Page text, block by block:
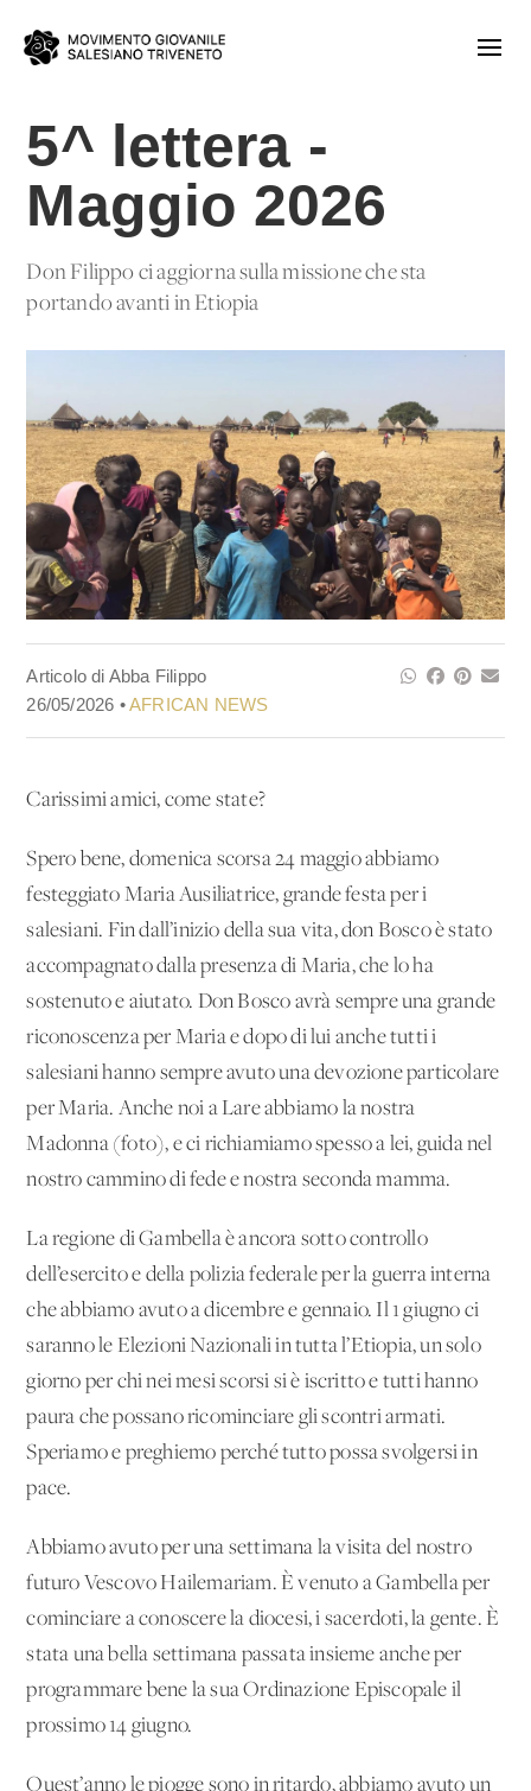
5^ lettera -
Maggio 2026
Don Filippo ci aggiorna sulla missione che sta
portando avanti in Etiopia
Articolo di Abba Filippo
26/05/2026 •AFRICAN NEWS
Carissimi amici, come state?
Spero bene, domenica scorsa 24 maggio abbiamo
festeggiato Maria Ausiliatrice, grande festa per i
salesiani. Fin dall’inizio della sua vita, don Bosco è stato
accompagnato dalla presenza di Maria, che lo ha
sostenuto e aiutato. Don Bosco avrà sempre una grande
riconoscenza per Maria e dopo di lui anche tutti i
salesiani hanno sempre avuto una devozione particolare
per Maria. Anche noi a Lare abbiamo la nostra
Madonna (foto), e ci richiamiamo spesso a lei, guida nel
nostro cammino di fede e nostra seconda mamma.
La regione di Gambella è ancora sotto controllo
dell’esercito e della polizia federale per la guerra interna
che abbiamo avuto a dicembre e gennaio. Il 1 giugno ci
saranno le Elezioni Nazionali in tutta l’Etiopia, un solo
giorno per chi nei mesi scorsi si è iscritto e tutti hanno
paura che possano ricominciare gli scontri armati.
Speriamo e preghiemo perché tutto possa svolgersi in
pace.
Abbiamo avuto per una settimana la visita del nostro
futuro Vescovo Hailemariam. È venuto a Gambella per
cominciare a conoscere la diocesi, i sacerdoti, la gente. È
stata una bella settimana passata insieme anche per
programmare bene la sua Ordinazione Episcopale il
prossimo 14 giugno.
Quest’anno le piogge sono in ritardo, abbiamo avuto un